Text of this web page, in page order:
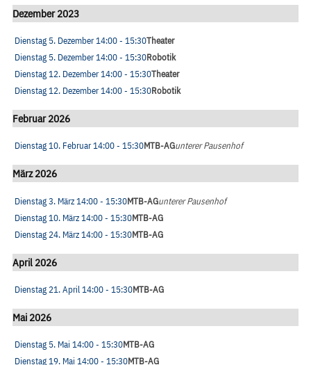
Dezember 2023
Dienstag 5. Dezember14:00- 15:30Theater
Dienstag 5. Dezember14:00- 15:30Robotik
Dienstag 12. Dezember14:00- 15:30Theater
Dienstag 12. Dezember14:00- 15:30Robotik
Februar 2026
Dienstag 10. Februar14:00- 15:30MTB-AGunterer Pausenhof
März 2026
Dienstag 3. März14:00- 15:30MTB-AGunterer Pausenhof
Dienstag 10. März14:00- 15:30MTB-AG
Dienstag 24. März14:00- 15:30MTB-AG
April 2026
Dienstag 21. April14:00- 15:30MTB-AG
Mai 2026
Dienstag 5. Mai 14:00- 15:30MTB-AG
Dienstag 19. Mai 14:00- 15:30MTB-AG